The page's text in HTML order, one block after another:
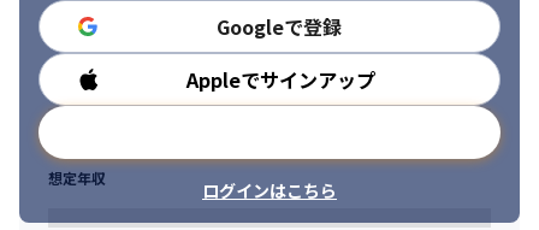
Googleで登録
Appleでサインアップ
ログインはこちら
勤務時間
想定年収